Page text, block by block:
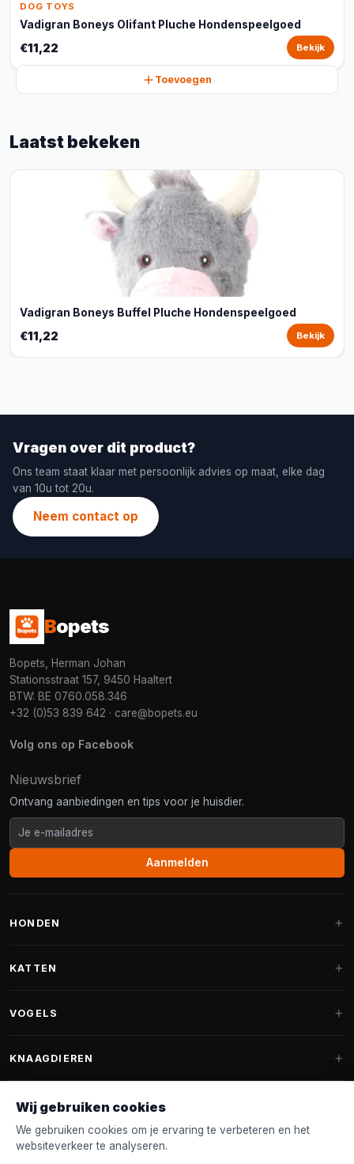
DOG TOYS
Vadigran Boneys Olifant Pluche Hondenspeelgoed
€11,22 Bekijk
Toevoegen
Laatst bekeken
Vadigran Boneys Buffel Pluche Hondenspeelgoed
€11,22 Bekijk
Vragen over dit product?
Ons team staat klaar met persoonlijk advies op maat, elke dag
van 10u tot 20u.
Neem contact op
Bopets
Bopets, Herman Johan
Stationsstraat 157, 9450 Haaltert
BTW: BE 0760.058.346
+32 (0)53 839 642 · care@bopets.eu
Volg ons op Facebook
Nieuwsbrief
Ontvang aanbiedingen en tips voor je huisdier.
Aanmelden
HONDEN
Fantail hondenmanden
Hondenspeelgoed
Halsband & Lijn
KATTEN
Krabpalen voor Maine Coon
Kattenmanden
VOGELS
Vogelvoer binnenvogels
Voederhuisjes
Nestkastjes & Nesting
KNAAGDIEREN
Knaagdierenvoer
Accessoires
Wij gebruiken cookies
We gebruiken cookies om je ervaring te verbeteren en het
websiteverkeer te analyseren.